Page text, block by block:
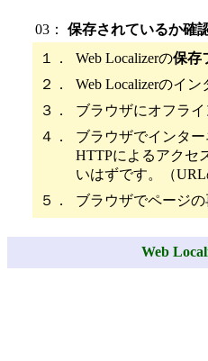
03：
保存されているか確
１．
Web Localizerの保存
２．
Web Localizerのイ
３．
ブラウザにオフラ
４．
ブラウザでインタ
HTTPによるアクセ
いはずです。（
５．
ブラウザでページ
Web